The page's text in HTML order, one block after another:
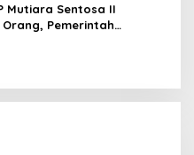
Mutiara Sentosa II
Orang, Pemerintah